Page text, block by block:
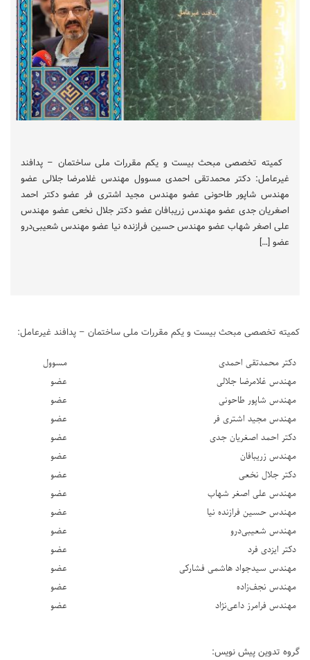
کمیته تخصصی مبحث بیست و یکم مقررات ملی ساختمان – پدافند
غیرعامل: دکتر محمدتقی احمدی مسوول مهندس غلامرضا جلالی عضو
مهندس شاپور طاحونی عضو مهندس مجید اشتری فر عضو دکتر احمد
اصغریان جدی عضو مهندس زریبافان عضو دکتر جلال نخعی عضو مهندس
علی اصغر شهاب عضو مهندس حسین فرازنده نیا عضو مهندس شعیبی‌درو
عضو […]
کمیته تخصصی مبحث بیست و یکم مقررات ملی ساختمان – پدافند غیرعامل:
دکتر محمدتقی احمدی
مسوول
مهندس غلامرضا جلالی
عضو
مهندس شاپور طاحونی
عضو
مهندس مجید اشتری فر
عضو
دکتر احمد اصغریان جدی
عضو
مهندس زریبافان
عضو
دکتر جلال نخعی
عضو
مهندس علی اصغر شهاب
عضو
مهندس حسین فرازنده نیا
عضو
مهندس شعیبی‌درو
عضو
دکتر ایزدی فرد
عضو
مهندس سیدجواد هاشمی فشارکی
عضو
مهندس نجف‌زاده
عضو
مهندس فرامرز داعی‌نژاد
عضو
گروه تدوین پیش نویس: